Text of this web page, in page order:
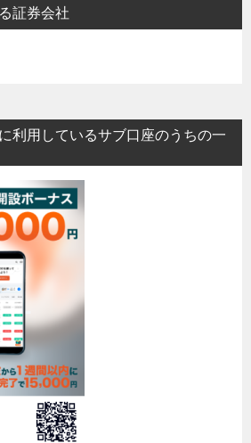
証券会社
利用しているサブ口座のうちの一